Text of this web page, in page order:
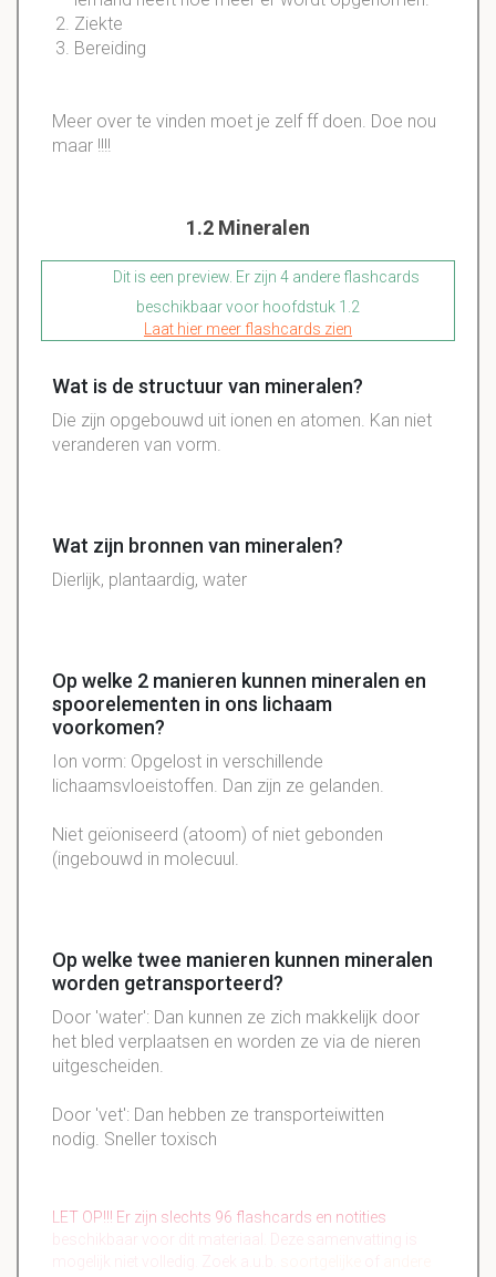
Ziekte
Bereiding
Meer over te vinden moet je zelf ff doen. Doe nou
maar !!!!
1.2 Mineralen
Dit is een preview. Er zijn 4 andere flashcards
beschikbaar voor hoofdstuk 1.2
Laat hier meer flashcards zien
Wat is de structuur van mineralen?
Die zijn opgebouwd uit ionen en atomen. Kan niet
veranderen van vorm.
Wat zijn bronnen van mineralen?
Dierlijk, plantaardig, water
Op welke 2 manieren kunnen mineralen en
spoorelementen in ons lichaam
voorkomen?
Ion vorm: Opgelost in verschillende
lichaamsvloeistoffen. Dan zijn ze gelanden.
Niet geïoniseerd (atoom) of niet gebonden
(ingebouwd in molecuul.
Op welke twee manieren kunnen mineralen
worden getransporteerd?
Door 'water': Dan kunnen ze zich makkelijk door
het bled verplaatsen en worden ze via de nieren
uitgescheiden.
Door 'vet': Dan hebben ze transporteiwitten
nodig. Sneller toxisch
LET OP!!! Er zijn slechts 96 flashcards en notities
beschikbaar voor dit materiaal. Deze samenvatting is